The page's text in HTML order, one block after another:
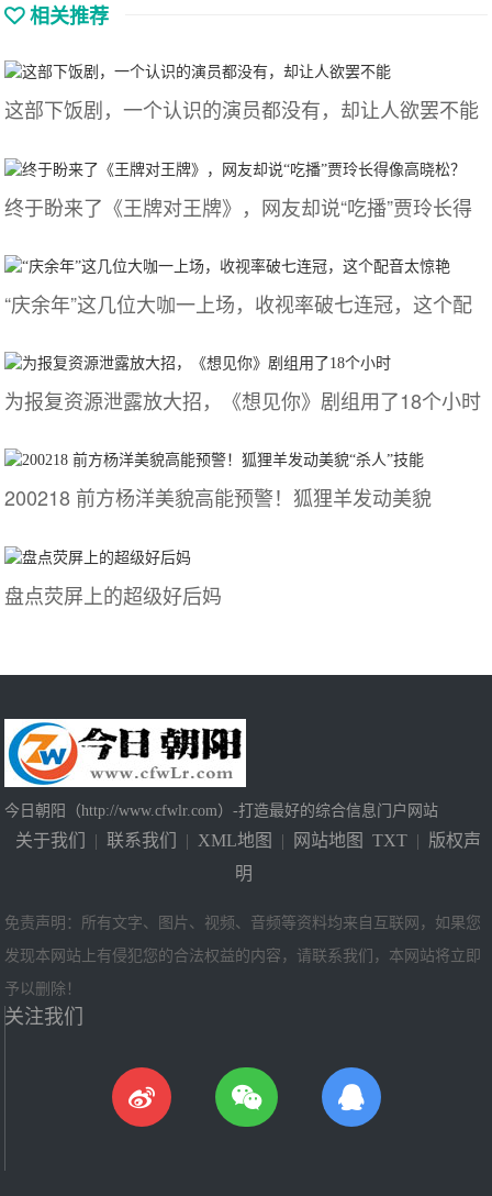
相关推荐
这部下饭剧，一个认识的演员都没有，却让人欲罢不能
终于盼来了《王牌对王牌》，网友却说“吃播”贾玲长得
“庆余年”这几位大咖一上场，收视率破七连冠，这个配
为报复资源泄露放大招，《想见你》剧组用了18个小时
200218 前方杨洋美貌高能预警！狐狸羊发动美貌
盘点荧屏上的超级好后妈
今日朝阳（http://www.cfwlr.com）-打造最好的综合信息门户网站
关于我们 | 联系我们 | XML地图 | 网站地图 TXT | 版权声
明
免责声明：所有文字、图片、视频、音频等资料均来自互联网，如果您
发现本网站上有侵犯您的合法权益的内容，请联系我们，本网站将立即
予以删除！
关注我们